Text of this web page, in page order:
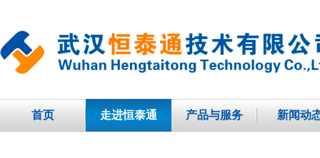
首页 走进恒泰通 产品与服务 新闻动